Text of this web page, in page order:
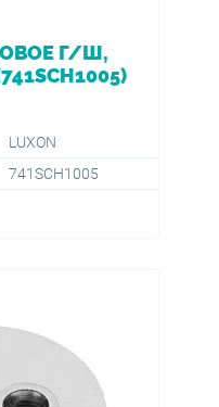
Г/Ш,
LUXON
741SCH1005